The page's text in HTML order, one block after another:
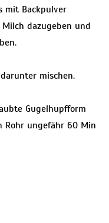
mit Backpulver
dazugeben und
mischen.
Gugelhupfform
Rohr ungefähr 60 Min